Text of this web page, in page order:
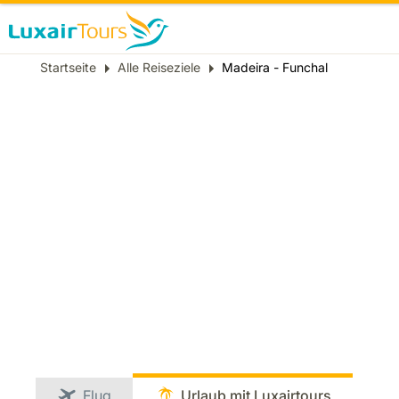
Breadcrumb
Startseite Alle Reiseziele Madeira - Funchal